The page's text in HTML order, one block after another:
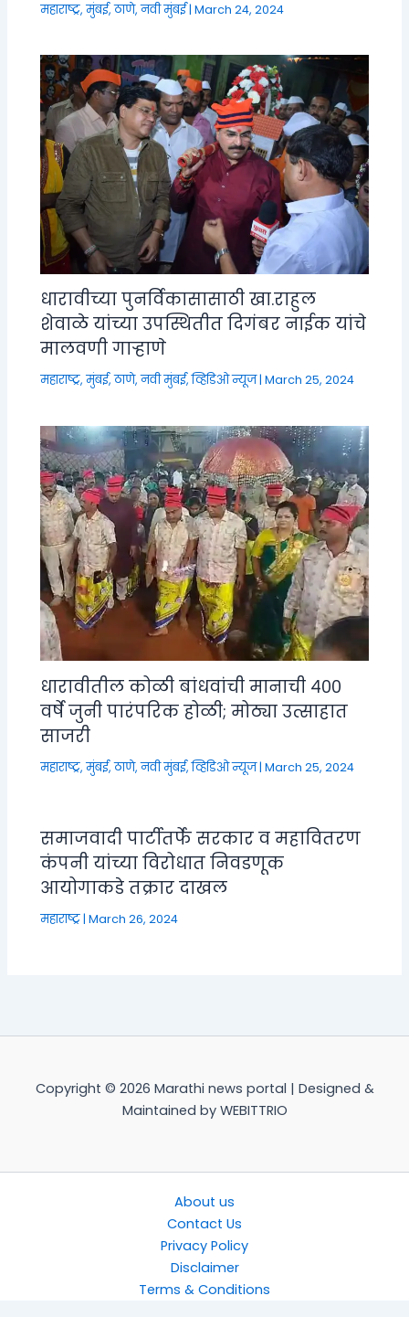
महाराष्ट्र,मुंबई, ठाणे, नवी मुंबई|March 24, 2024
धारावीच्या पुनर्विकासासाठी खा.राहुल
शेवाळे यांच्या उपस्थितीत दिगंबर नाईक यांचे
मालवणी गाऱ्हाणे
महाराष्ट्र,मुंबई, ठाणे, नवी मुंबई,व्हिडिओ न्यूज|March 25, 2024
धारावीतील कोळी बांधवांची मानाची ४००
वर्षे जुनी पारंपरिक होळी; मोठ्या उत्साहात
साजरी
महाराष्ट्र,मुंबई, ठाणे, नवी मुंबई,व्हिडिओ न्यूज|March 25, 2024
समाजवादी पार्टीतर्फे सरकार व महावितरण
कंपनी यांच्या विरोधात निवडणूक
आयोगाकडे तक्रार दाखल
महाराष्ट्र|March 26, 2024
Copyright © 2026 Marathi news portal | Designed &
Maintained by WEBITTRIO
About us
Contact Us
Privacy Policy
Disclaimer
Terms & Conditions